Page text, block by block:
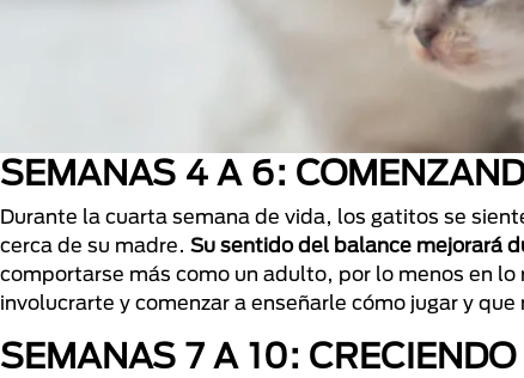
SEMANAS 4 A 6:
Durante la cuarta semana de vida, los gatitos se
cerca de su madre. Su sentido del balance mejorará
comportarse más como un adulto, por lo menos en
involucrarte y comenzar a enseñarle cómo jugar y
SEMANAS 7 A 10: CRECIENDO